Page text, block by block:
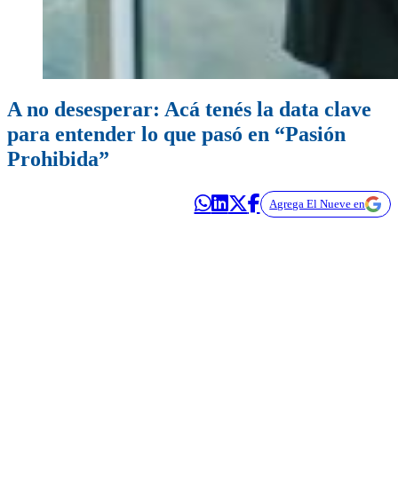
A no desesperar: Acá tenés la data clave
para entender lo que pasó en “Pasión
Prohibida”
Agrega El Nueve en